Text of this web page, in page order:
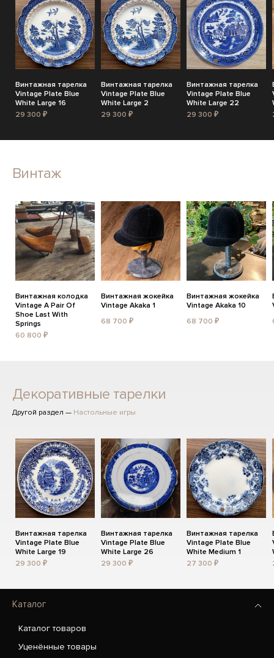
Винтажная тарелка
Vintage Plate Blue
White Large 16
29 300 ₽
Винтажная тарелка
Vintage Plate Blue
White Large 2
29 300 ₽
Винтажная тарелка
Vintage Plate Blue
White Large 22
29 300 ₽
Винтаж
Винтажная колодка
Vintage A Pair Of
Shoe Last With
Springs
60 800 ₽
Винтажная жокейка
Vintage Akaka 1
68 700 ₽
Винтажная жокейка
Vintage Akaka 10
68 700 ₽
Декоративные тарелки
Другой раздел — Настольные игры
Винтажная тарелка
Vintage Plate Blue
White Large 19
29 300 ₽
Винтажная тарелка
Vintage Plate Blue
White Large 26
29 300 ₽
Винтажная тарелка
Vintage Plate Blue
White Medium 1
27 300 ₽
Каталог
Каталог товаров
Уценённые товары